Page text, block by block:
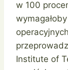
w 100
Institute of